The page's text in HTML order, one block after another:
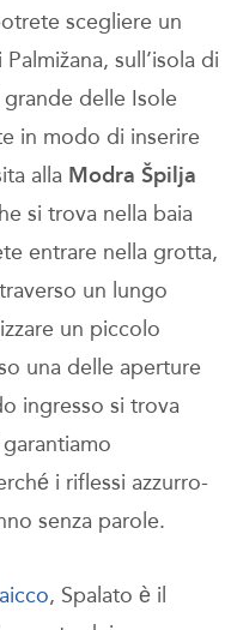
scegliere un
sull’isola di
grande delle Isole
in modo di inserire
alla Modra Špilja
si trova nella baia
entrare nella grotta,
un lungo
un piccolo
una delle aperture
ingresso si trova
i riflessi azzurro-
senza parole.
, Spalato è il